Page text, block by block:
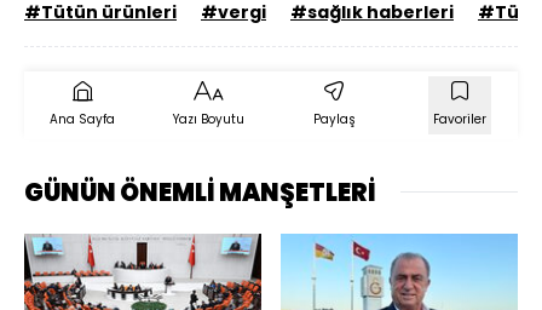
#Tütün ürünleri #vergi #sağlık haberleri
Ana Sayfa Yazı Boyutu Paylaş Favoriler
GÜNÜN ÖNEMLİ MANŞETLERİ